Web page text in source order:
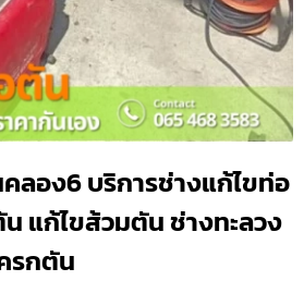
ลอง6 บริการช่างแก้ไขท่อ
แก้ไขส้วมตัน ช่างทะลวง
รกตัน